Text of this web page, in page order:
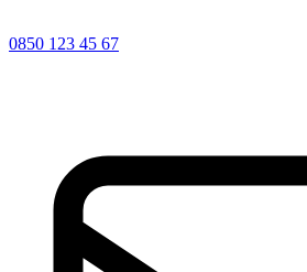
0850 123 45 67